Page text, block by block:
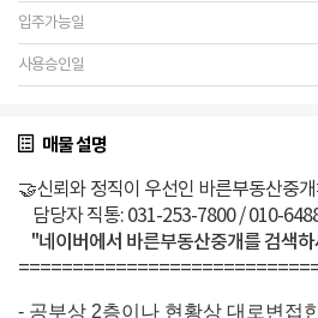
매물 설명
🤝신뢰와 정직이 우선인 바른부동산중
담당자 직통: 031-253-7800 / 010-
"네이버에서 바른부동산중개를 검색
- 공부상 2층이나 현황상 대로변접